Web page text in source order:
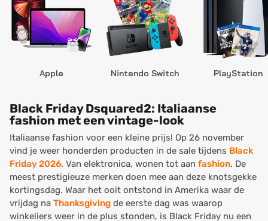
Apple Nintendo Switch PlayStation
Black Friday Dsquared2: Italiaanse
fashion met een vintage-look
Italiaanse fashion voor een kleine prijs! Op 26 november
vind je weer honderden producten in de sale tijdens Black
Friday 2026. Van elektronica, wonen tot aan fashion. De
meest prestigieuze merken doen mee aan deze knotsgekke
kortingsdag. Waar het ooit ontstond in Amerika waar de
vrijdag na Thanksgiving de eerste dag was waarop
winkeliers weer in de plus stonden, is Black Friday nu een